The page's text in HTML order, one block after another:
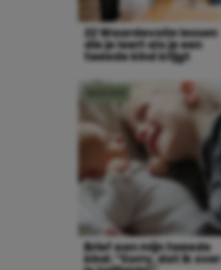
22 Waardevolle lessen
die je leert als je een
tweede kind krijgt
Brief aan mijn tweede
kind: “Sorry, dat ik over